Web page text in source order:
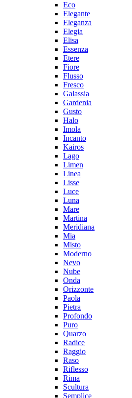
Eco
Elegante
Eleganza
Elegia
Elisa
Essenza
Etere
Fiore
Flusso
Fresco
Galassia
Gardenia
Gusto
Halo
Imola
Incanto
Kairos
Lago
Limen
Linea
Lisse
Luce
Luna
Mare
Martina
Meridiana
Mia
Misto
Moderno
Nevo
Nube
Onda
Orizzonte
Paola
Pietra
Profondo
Puro
Quarzo
Radice
Raggio
Raso
Riflesso
Rima
Scultura
Semplice